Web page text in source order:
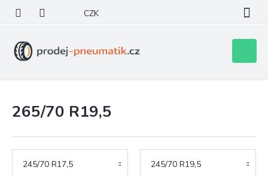
obsah
CZK
košík
265/70 R19,5
245/70 R17,5 245/70 R19,5